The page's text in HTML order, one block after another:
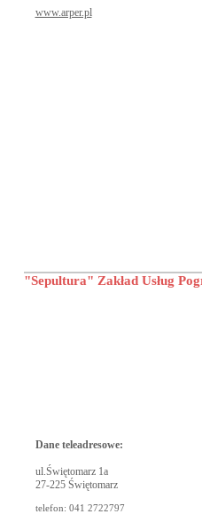
www.arper.pl
"Sepultura" Zakład Usług
Dane teleadresowe:
ul.Świętomarz 1a
27-225 Świętomarz
telefon: 041 2722797